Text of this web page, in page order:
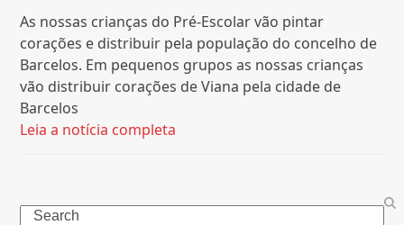
As nossas crianças do Pré-Escolar vão pintar
corações e distribuir pela população do concelho de
Barcelos. Em pequenos grupos as nossas crianças
vão distribuir corações de Viana pela cidade de
Barcelos
Leia a notícia completa
Search